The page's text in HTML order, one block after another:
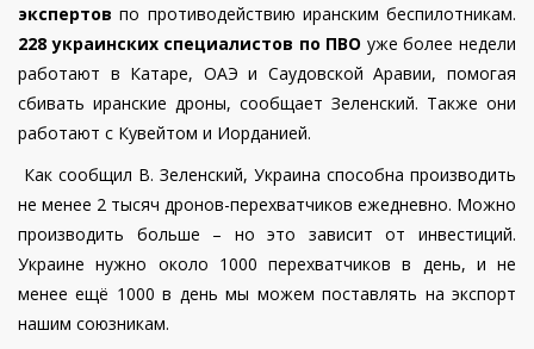
экспертов по противодействию иранским беспилотникам.
228 украинских специалистов по ПВО уже более недели
работают в Катаре, ОАЭ и Саудовской Аравии, помогая
сбивать иранские дроны, сообщает Зеленский. Также они
работают с Кувейтом и Иорданией.
Как сообщил В. Зеленский, Украина способна производить
не менее 2 тысяч дронов-перехватчиков ежедневно. Можно
производить больше – но это зависит от инвестиций.
Украине нужно около 1000 перехватчиков в день, и не
менее ещё 1000 в день мы можем поставлять на экспорт
нашим союзникам.